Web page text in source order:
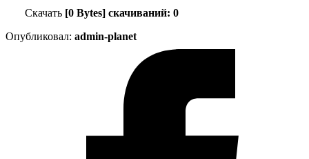
Скачать [0 Bytes] скачиваний: 0
Опубликовал: admin-planet